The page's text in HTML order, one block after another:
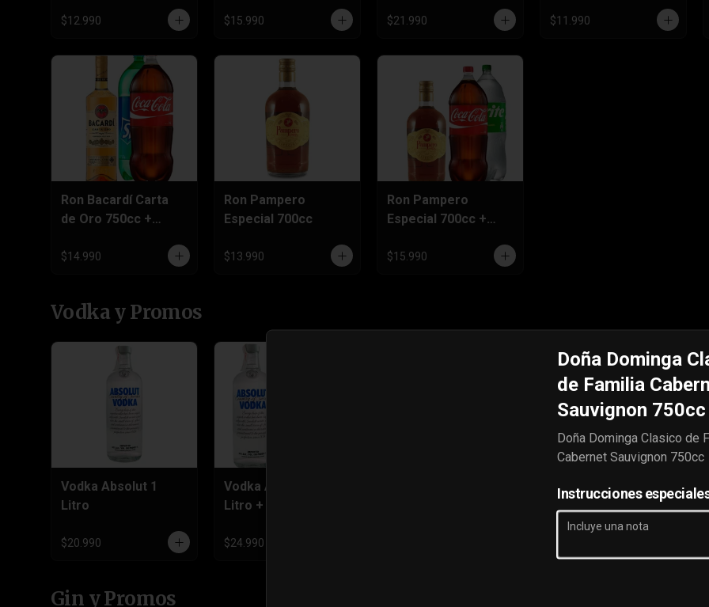
$12.990 $15.990
Cerveza 470cc
$21.990 $11.990
Ron Bacardí Carta
de Oro 750cc +
$14.990
Ron Pampero
Especial 700cc
$13.990
Ron Pampero
Especial 700cc +
$15.990
Vodka y Promos
Vodka Absolut 1
Litro
$20.990
Vodka Absolute 1
Litro + Tonica o
$24.990
Vodka Eristoff 1
nectar 1,5 Litros
Gin y Promos
Doña Dominga
de Familia
Sauvignon 750cc
Doña Dominga Clasico de
Cabernet Sauvignon 750cc
Instrucciones